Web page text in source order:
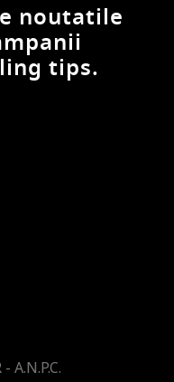
noutatile
tips.
A.N.P.C.